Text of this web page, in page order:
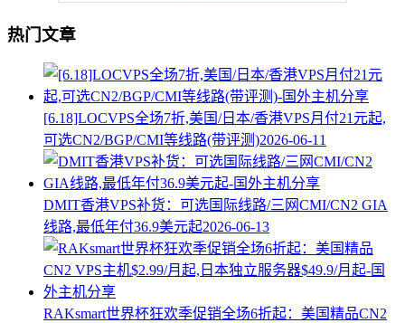
热门文章
[6.18]LOCVPS全场7折,美国/日本/香港VPS月付21元起,
可选CN2/BGP/CMI等线路(带评测)2026-06-11
DMIT香港VPS补货：可选国际线路/三网CMI/CN2 GIA
线路,最低年付36.9美元起2026-06-13
RAKsmart世界杯狂欢季促销全场6折起：美国精品CN2